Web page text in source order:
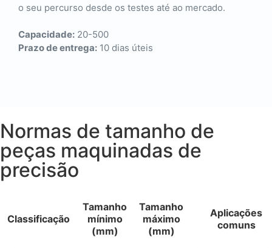
o seu percurso desde os testes até ao mercado.
Capacidade: 20-500
Prazo de entrega: 10 dias úteis
Normas de tamanho de
peças maquinadas de
precisão
Classificação
Tamanho
mínimo
(mm)
Tamanho
máximo
(mm)
Aplicações
comuns